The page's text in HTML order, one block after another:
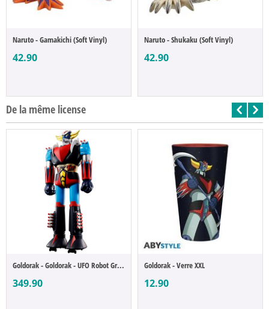
Naruto - Gamakichi (Soft Vinyl)
42.90
Naruto - Shukaku (Soft Vinyl)
42.90
De la même license
Goldorak - Goldorak - UFO Robot Grendizer...
349.90
Goldorak - Verre XXL
12.90